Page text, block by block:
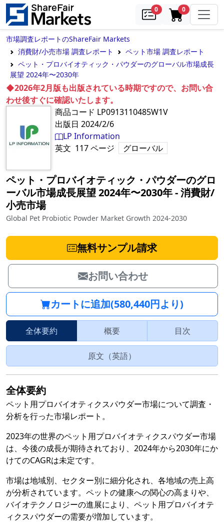
0samples0in cart
市場調査レポートのShareFair Markets
消費財/小売市場 調査レポート
ペット市場 調査レポート
ペット・プロバイオティック・パウダーのグローバル市場成長
展望 2024年〜2030年
◆2026年2月版も出版されている時期ですので、お問い合
わせ後すぐに確認いたします。
商品コード LP0913110485W1V
出版日 2024/2/6
LP Information
英文 117ページ グローバル
ペット・プロバイオティック・パウダーのグロ
ーバル市場成長展望 2024年〜2030年‐消費財/
小売市場
Global Pet Probiotic Powder Market Growth 2024-2030
無料サンプル請求
お問い合わせ
カートに追加(580,440円より)
全体要約 概要 目次
原文（英語）
全体要約
ペット用プロバイオティクスパウダー市場について調査・
分析を行った市場レポート。
2023年の世界のペット用プロバイオティクスパウダー市場
は、今後の成長が期待されており、2024年から2030年にか
けてのCAGRは未定です。
市場は地域別、セクター別に細分化され、各地域の売上高
が分析されています。ペットの健康への関心の高まりや、
バイオテクノロジーの進展により、ペット用プロバイオテ
ィクスパウダーの需要が増加しています。